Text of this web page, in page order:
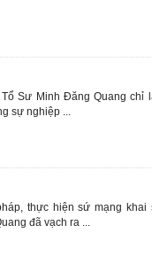
Sư Minh Đăng Quang chỉ
sự nghiệp ...
thực hiện sứ mạng
đã vạch ra ...